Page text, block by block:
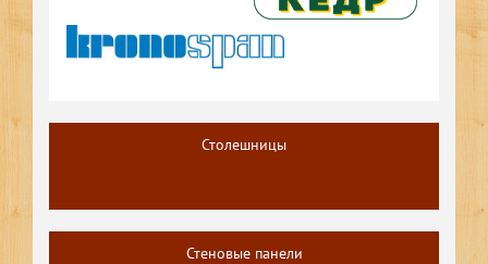
Столешницы
Стеновые панели